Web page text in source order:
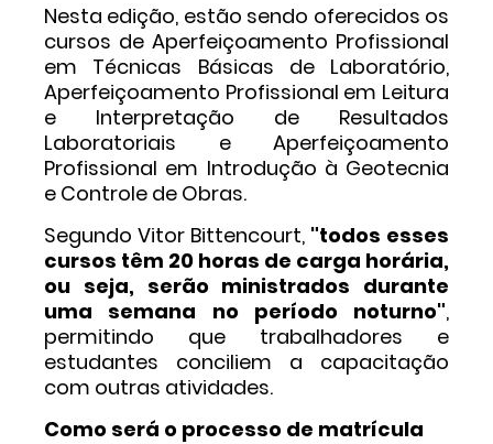
Nesta edição, estão sendo oferecidos os
cursos de Aperfeiçoamento Profissional
em Técnicas Básicas de Laboratório,
Aperfeiçoamento Profissional em Leitura
e Interpretação de Resultados
Laboratoriais e Aperfeiçoamento
Profissional em Introdução à Geotecnia
e Controle de Obras.
Segundo Vitor Bittencourt, "todos esses
cursos têm 20 horas de carga horária,
ou seja, serão ministrados durante
uma semana no período noturno",
permitindo que trabalhadores e
estudantes conciliem a capacitação
com outras atividades.
Como será o processo de matrícula